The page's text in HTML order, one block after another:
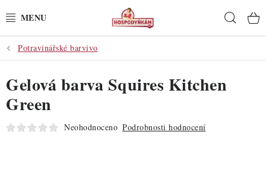
na
POTŘEBY
POMŮCKY
SUROVINY
Potravinářské barvivo
Gelová barva Squires Kitchen
Green
Neohodnoceno Podrobnosti hodnocení